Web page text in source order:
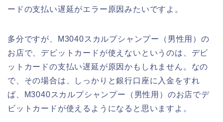
ードの支払い遅延がエラー原因みたいですよ。
多分ですが、M3040スカルプシャンプー（男性用）の
お店で、デビットカードが使えないというのは、デビ
ットカードの支払い遅延が原因かもしれません。なの
で、その場合は、しっかりと銀行口座に入金をすれ
ば、M3040スカルプシャンプー（男性用）のお店でデ
ビットカードが使えるようになると思いますよ。